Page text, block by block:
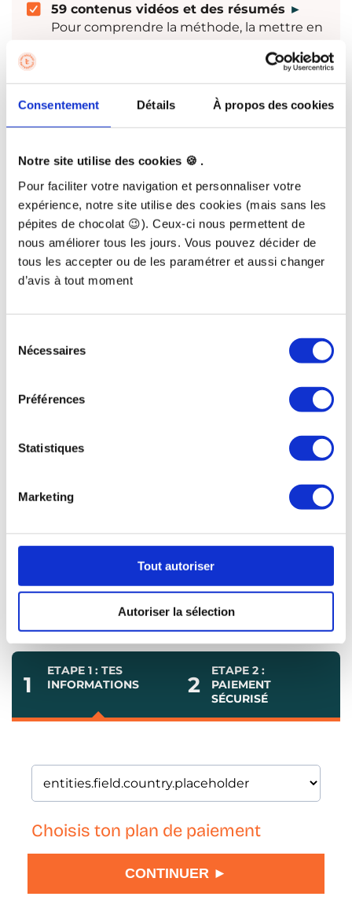
Consentement Détails À propos des cookies
Notre site utilise des cookies 🍪 .
Pour faciliter votre navigation et personnaliser votre
expérience, notre site utilise des cookies (mais sans les
pépites de chocolat 😉). Ceux-ci nous permettent de
nous améliorer tous les jours. Vous pouvez décider de
tous les accepter ou de les paramétrer et aussi changer
d’avis à tout moment
Nécessaires
Préférences
Statistiques
Marketing
Tout autoriser
Autoriser la sélection
59 contenus vidéos et des résumés ►
Pour comprendre la méthode, la mettre en
facilement à l’essentiel sans tout revoir.
12 fiches d'actions à mener mois par mois
au potager
►
Un fil conducteur toute l’année pour savoir
quelque chose d'important
Des fiches pratiques ►
Des supports imprimables, à emmener au
jardin pour passer plus vite à l’action et
avancer concrètement
L'accès à la communauté Terra School
membres de la communauté et partager tes
avancées
Un accès à vie au contenu de la formation
►
contenus selon les saisons, et t’appuyer sur la
Une garantie satisfait.e ou remboursé.e de
Pour pouvoir te faire ta propre idée sans
risque sur notre méthode. Tu nous envoies
et on te rembourse sans blabla ou questions
nos clients)
1
ETAPE 1 : TES
INFORMATIONS
2
ETAPE 2 :
PAIEMENT
SÉCURISÉ
Choisis ton plan de paiement
CONTINUER ►